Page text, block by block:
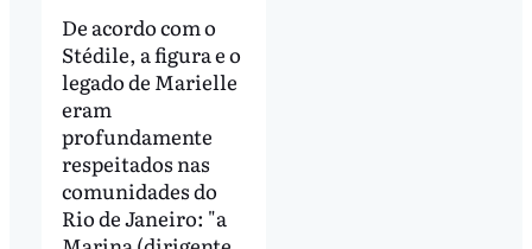
De acordo com o
Stédile, a figura e o
legado de Marielle
eram
profundamente
respeitados nas
comunidades do
Rio de Janeiro: "a